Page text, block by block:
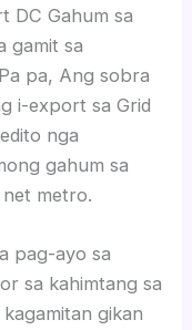
DC Gahum sa
gamit sa
pa, Ang sobra
i-export sa Grid
nga
gahum sa
metro.
pag-ayo sa
sa kahimtang sa
gikan